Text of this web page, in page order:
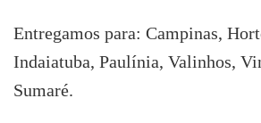
Entregamos para: Campinas,
Indaiatuba, Paulínia, Valinhos,
Sumaré.